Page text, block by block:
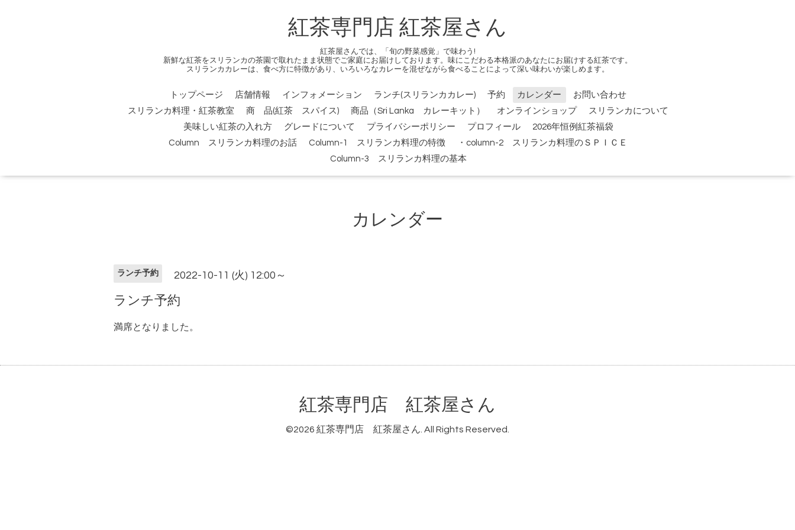
紅茶専門店 紅茶屋さん
紅茶屋さんでは、「旬の野菜感覚」で味わう!
新鮮な紅茶をスリランカの茶園で取れたまま状態でご家庭にお届けしております。味にこだわる本格派のあなたにお届けする紅茶です。
スリランカカレーは、食べ方に特徴があり、いろいろなカレーを混ぜながら食べることによって深い味わいが楽しめます。
トップページ 店舗情報 インフォメーション ランチ(スリランカカレー) 予約 カレンダー
お問い合わせ
スリランカ料理・紅茶教室
商 品(紅茶 スパイス) 商品（Sri Lanka カレーキット） オンラインショップ
スリランカについて
美味しい紅茶の入れ方
グレードについて プライバシーポリシー プロフィール
2026年恒例紅茶福袋
Column スリランカ料理のお話
Column-1 スリランカ料理の特徴
・column-2 スリランカ料理のＳＰＩＣＥ
Column-3 スリランカ料理の基本
カレンダー
ランチ予約 2022-10-11 (火) 12:00～
ランチ予約
満席となりました。
紅茶専門店 紅茶屋さん
©2026 紅茶専門店 紅茶屋さん. All Rights Reserved.